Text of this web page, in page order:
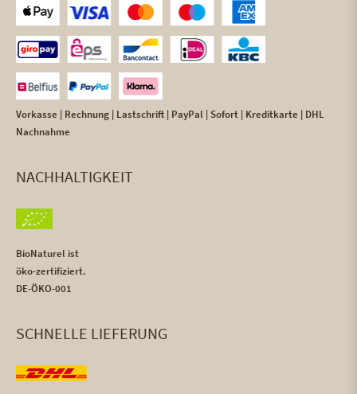
Vorkasse | Rechnung | Lastschrift | PayPal | Sofort | Kreditkarte | DHL
Nachnahme
NACHHALTIGKEIT
BioNaturel ist
öko-zertifiziert.
DE-ÖKO-001
SCHNELLE LIEFERUNG